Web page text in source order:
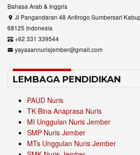
Bahasa Arab & Inggris
Jl Pangandaran 48 Antirogo Sumbersari
68125 Indonesia
+62 331 339544
yayasannurisjember@gmail.com
LEMBAGA PENDIDIKAN
PAUD Nuris
TK Bina Anaprasa Nuris
MI Unggulan Nuris Jember
SMP Nuris Jember
MTs Unggulan Nuris Jember